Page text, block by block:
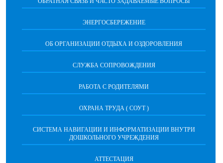
ЭНЕРГОСБЕРЕЖЕНИЕ
ОБ ОРГАНИЗАЦИИ ОТДЫХА И ОЗДОРОВЛЕНИЯ
СЛУЖБА СОПРОВОЖДЕНИЯ
РАБОТА С РОДИТЕЛЯМИ
ОХРАНА ТРУДА ( СОУТ )
СИСТЕМА НАВИГАЦИИ И ИНФОРМАТИЗАЦИИ ВНУТРИ
ДОШКОЛЬНОГО УЧРЕЖДЕНИЯ
АТТЕСТАЦИЯ